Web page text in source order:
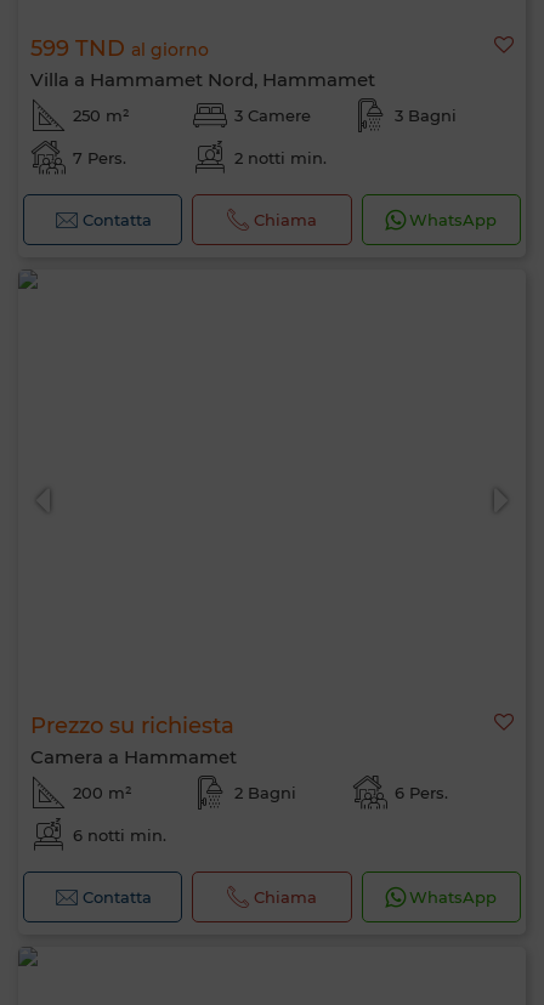
599 TND al giorno
Villa a Hammamet Nord, Hammamet
250 m² 3 Camere 3 Bagni
7 Pers. 2 notti min.
Contatta Chiama WhatsApp
Prezzo su richiesta
Camera a Hammamet
200 m² 2 Bagni 6 Pers.
6 notti min.
Contatta Chiama WhatsApp
applicare ora?